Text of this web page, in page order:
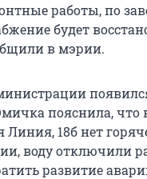
работы, по
будет
в мэрии.
пояснила, что
Линия, 18б нет
воду отключили
развитие